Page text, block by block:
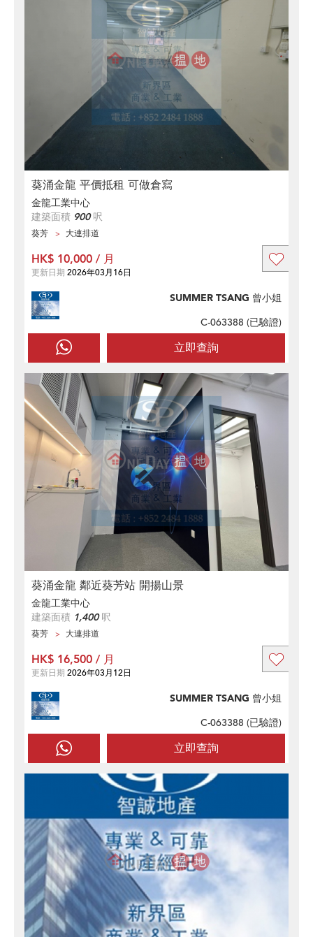
葵涌金龍 平價抵租 可做倉寫
金龍工業中心
建築面積 900呎
葵芳 大連排道
立即查詢
SUMMER TSANG 曾小姐
C-063388 (已驗證)
HK$ 10,000 / 月
更新日期 2026年03月16日
葵涌金龍 鄰近葵芳站 開揚山景
金龍工業中心
建築面積 1,400呎
葵芳 大連排道
立即查詢
SUMMER TSANG 曾小姐
C-063388 (已驗證)
HK$ 16,500 / 月
更新日期 2026年03月12日